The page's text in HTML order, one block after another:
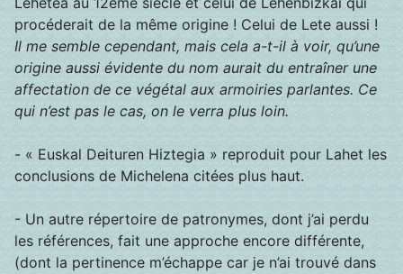
procéderait de la même origine ! Celui de Lete aussi !
Il me semble cependant, mais cela a-t-il à voir, qu’une
origine aussi évidente du nom aurait du entraîner une
affectation de ce végétal aux armoiries parlantes. Ce
qui n’est pas le cas, on le verra plus loin.
- « Euskal Deituren Hiztegia » reproduit pour Lahet les
conclusions de Michelena citées plus haut.
- Un autre répertoire de patronymes, dont j’ai perdu
les références, fait une approche encore différente,
(dont la pertinence m’échappe car je n’ai trouvé dans